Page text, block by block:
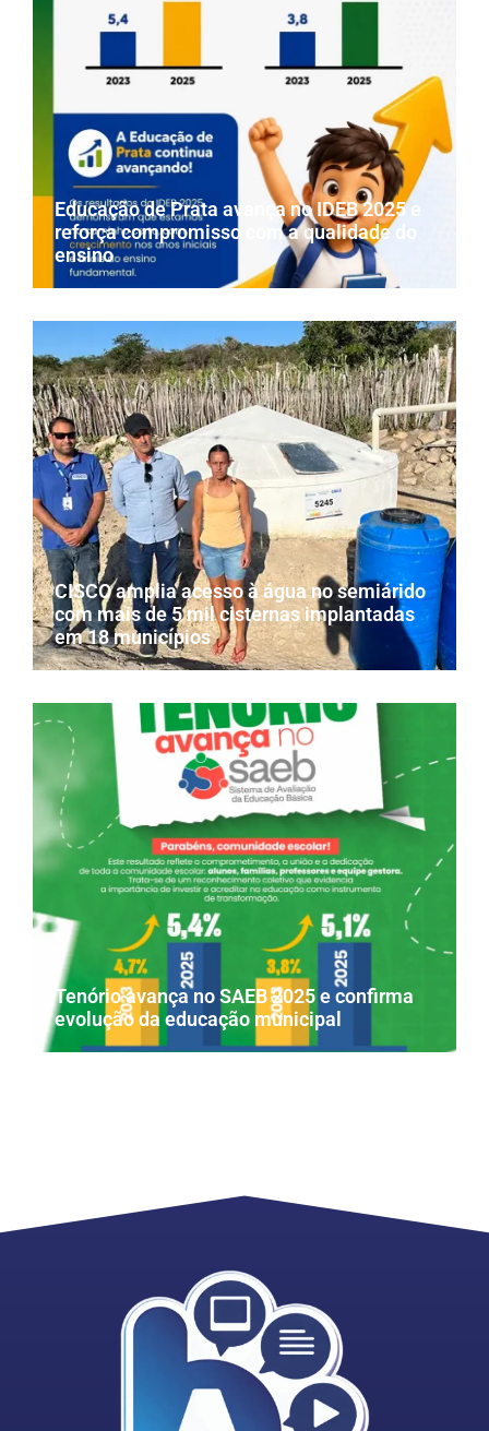
Educação de Prata avança no IDEB 2025 e
reforça compromisso com a qualidade do
ensino
CISCO amplia acesso à água no semiárido
com mais de 5 mil cisternas implantadas
em 18 municípios
Tenório avança no SAEB 2025 e confirma
evolução da educação municipal